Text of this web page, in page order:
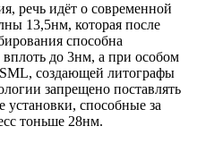
речь идёт о современной
13,5нм, которая после
способна
вплоть до 3нм, а при особом
создающей литографы
запрещено поставлять
способные за
тоньше 28нм.